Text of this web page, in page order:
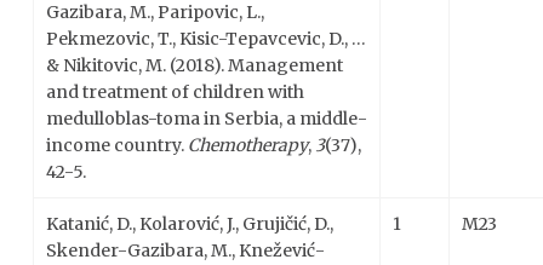
Gazibara, M., Paripovic, L.,
Pekmezovic, T., Kisic-Tepavcevic, D., …
& Nikitovic, M. (2018). Management
and treatment of children with
medulloblas-toma in Serbia, a middle-
income country. Chemotherapy, 3(37),
42-5.
Katanić, D., Kolarović, J., Grujičić, D.,
Skender-Gazibara, M., Knežević-
1 M23